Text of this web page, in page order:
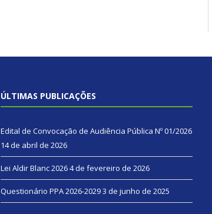
ÚLTIMAS PUBLICAÇÕES
Edital de Convocação de Audiência Pública Nº 01/2026
14 de abril de 2026
Lei Aldir Blanc 20264 de fevereiro de 2026
Questionário PPA 2026-20293 de junho de 2025